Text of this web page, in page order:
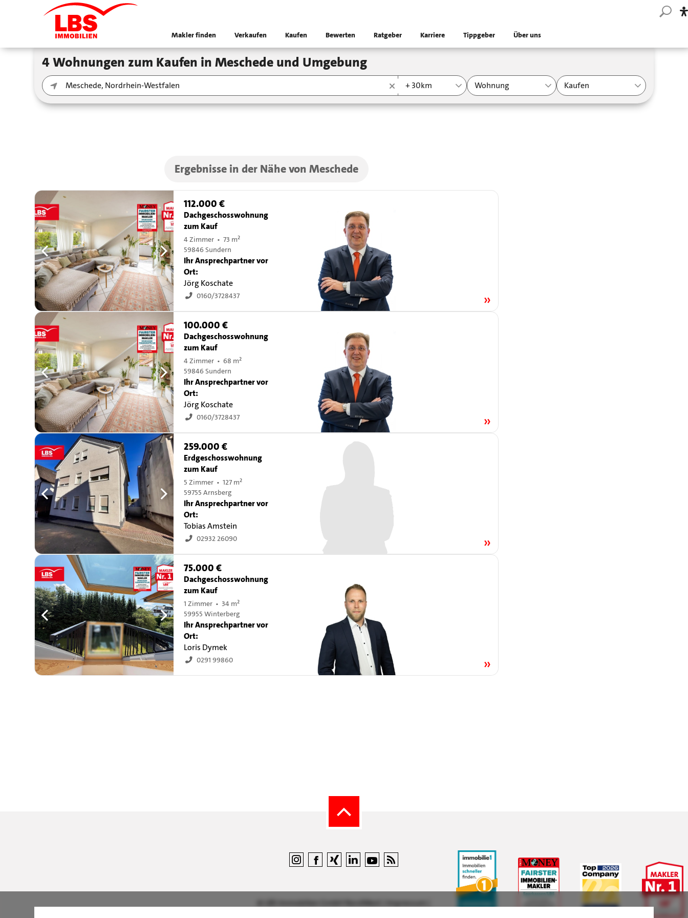
Makler finden Verkaufen Kaufen Bewerten Ratgeber Karriere Tippgeber Über uns
4 Wohnungen zum Kaufen in Meschede und Umgebung
+ 30km Wohnung Kaufen
Ergebnisse in der Nähe von Meschede
112.000 €
Dachgeschosswohnung
zum Kauf
4 Zimmer • 73 m²
59846 Sundern
Ihr Ansprechpartner vor
Ort:
Jörg Koschate
0160/3728437
100.000 €
Dachgeschosswohnung
zum Kauf
4 Zimmer • 68 m²
59846 Sundern
Ihr Ansprechpartner vor
Ort:
Jörg Koschate
0160/3728437
259.000 €
Erdgeschosswohnung
zum Kauf
5 Zimmer • 127 m²
59755 Arnsberg
Ihr Ansprechpartner vor
Ort:
Tobias Amstein
02932 26090
75.000 €
Dachgeschosswohnung
zum Kauf
1 Zimmer • 34 m²
59955 Winterberg
Ihr Ansprechpartner vor
Ort:
Loris Dymek
0291 99860
LBS Immobilien GmbH NordWest Impressum